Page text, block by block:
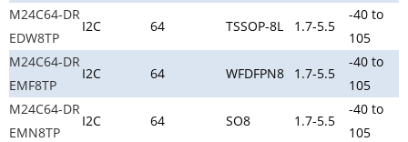
M24C64-DR
EDW8TP
I2C 64 TSSOP-8L 1.7-5.5
-40 to
105
M24C64-DR
EMF8TP
I2C 64 WFDFPN8 1.7-5.5
-40 to
105
M24C64-DR
EMN8TP
I2C 64 SO8 1.7-5.5
-40 to
105